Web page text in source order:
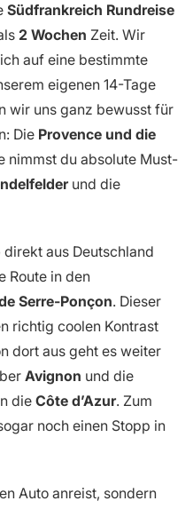
Südfrankreich Rundreise
2 Wochen Zeit. Wir
auf eine bestimmte
eigenen 14-Tage
wir uns ganz bewusst für
Die Provence und die
nimmst du absolute Must-
und die
direkt aus Deutschland
Route in den
Serre-Ponçon. Dieser
richtig coolen Kontrast
dort aus geht es weiter
Avignon und die
die Côte d’Azur. Zum
noch einen Stopp in
Auto anreist, sondern